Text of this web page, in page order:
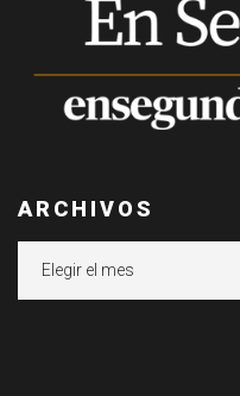
ARCHIVOS